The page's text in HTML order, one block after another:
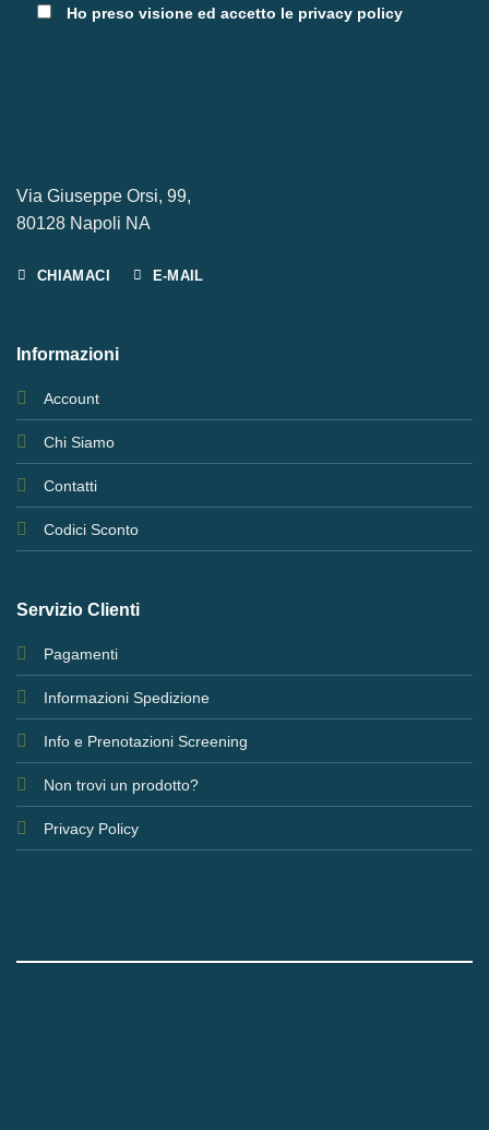
Ho preso visione ed accetto le privacy policy
Via Giuseppe Orsi, 99,
80128 Napoli NA
CHIAMACI E-MAIL
Informazioni
Account
Chi Siamo
Contatti
Codici Sconto
Servizio Clienti
Pagamenti
Informazioni Spedizione
Info e Prenotazioni Screening
Non trovi un prodotto?
Privacy Policy